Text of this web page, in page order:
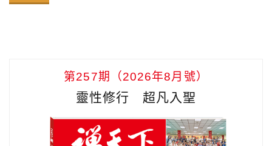
第257期（2026年8月號）
靈性修行 超凡入聖